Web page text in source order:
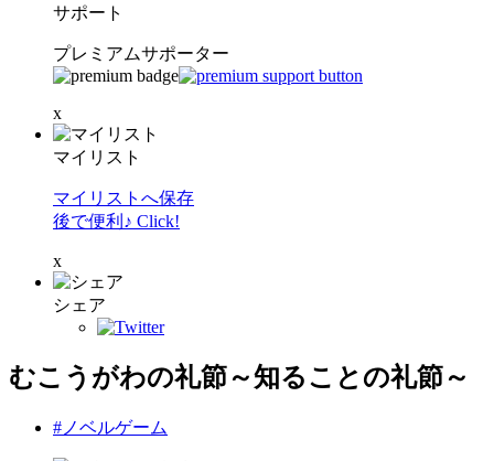
サポート
プレミアムサポーター
x
マイリスト
マイリストへ保存
後で便利♪ Click!
x
シェア
むこうがわの礼節～知ることの礼節～
#ノベルゲーム